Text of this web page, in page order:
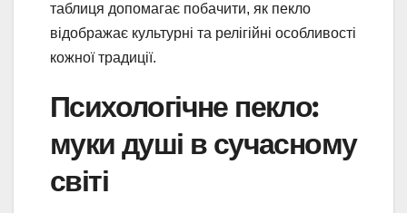
таблиця допомагає побачити, як пекло
відображає культурні та релігійні особливості
кожної традиції.
Психологічне пекло:
муки душі в сучасному
світі